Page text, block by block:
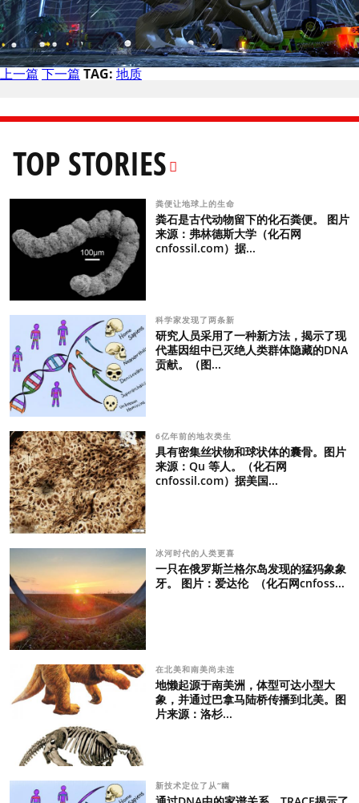
上一篇 下一篇 TAG: 地质
TOP STORIES
粪便让地球上的生命
粪石是古代动物留下的化石粪便。 图片
来源：弗林德斯大学（化石网
cnfossil.com）据...
科学家发现了两条新
研究人员采用了一种新方法，揭示了现
代基因组中已灭绝人类群体隐藏的DNA
贡献。（图...
6亿年前的地衣类生
具有密集丝状物和球状体的囊骨。图片
来源：Qu 等人。（化石网
cnfossil.com）据美国...
冰河时代的人类更喜
一只在俄罗斯兰格尔岛发现的猛犸象象
牙。 图片：爱达伦 （化石网cnfoss...
在北美和南美尚未连
地懒起源于南美洲，体型可达小型大
象，并通过巴拿马陆桥传播到北美。图
片来源：洛杉...
新技术定位了从“幽